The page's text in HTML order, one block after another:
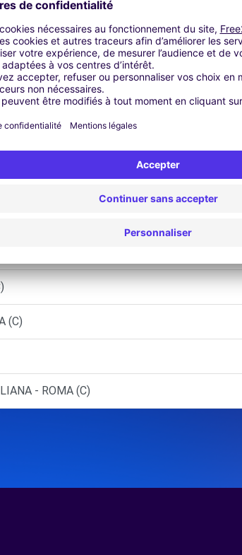
Agences similaires
(C)
(C)
SORA (C)
(C)
- ROMA (C)